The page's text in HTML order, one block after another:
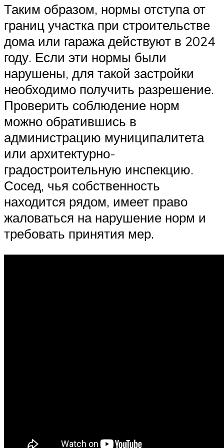
Таким образом, нормы отступа от
границ участка при строительстве
дома или гаража действуют в 2024
году. Если эти нормы были
нарушены, для такой застройки
необходимо получить разрешение.
Проверить соблюдение норм
можно обратившись в
администрацию муниципалитета
или архитектурно-
градостроительную инспекцию.
Сосед, чья собственность
находится рядом, имеет право
жаловаться на нарушение норм и
требовать принятия мер.